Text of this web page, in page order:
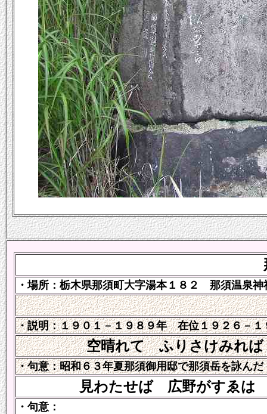
・場所：栃木県那須町大字湯本１８２ 那須温泉
・説明：１９０１－１９８９年 在位１９２６－１
空晴れて ふりさけみれ
・句意：昭和６３年夏那須御用邸で那須岳を詠んだ
見わたせば 広野がすゑ
・句意：